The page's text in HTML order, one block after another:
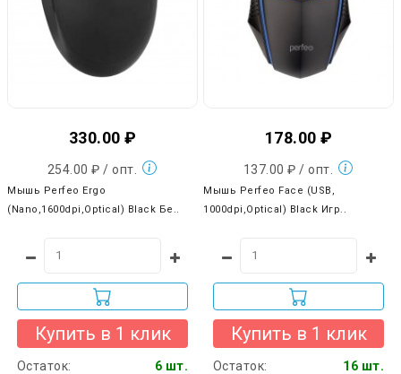
330.00 ₽
254.00 ₽ / опт.
Мышь Perfeo Ergo
(Nano,1600dpi,Optical) Black Бе..
Купить в 1 клик
Остаток: 6 шт.
178.00 ₽
137.00 ₽ / опт.
Мышь Perfeo Face (USB,
1000dpi,Optical) Black Игр..
Купить в 1 клик
Остаток: 16 шт.